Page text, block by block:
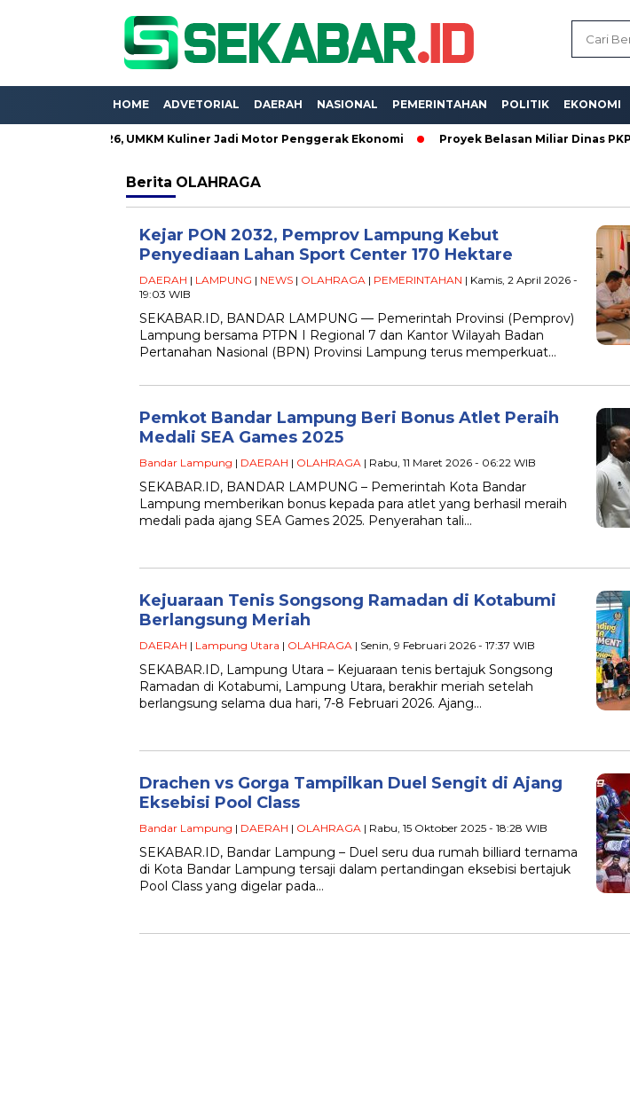
HOME ADVETORIAL DAERAH NASIONAL PEMERINTAHAN POLITIK EKONOMI
Expo 2026, UMKM Kuliner Jadi Motor Penggerak Ekonomi Proyek Belasan Miliar Dinas PKPCK
Berita OLAHRAGA
Kejar PON 2032, Pemprov Lampung Kebut
Penyediaan Lahan Sport Center 170 Hektare
DAERAH | LAMPUNG | NEWS | OLAHRAGA | PEMERINTAHAN | Kamis, 2 April 2026 -
19:03 WIB
SEKABAR.ID, BANDAR LAMPUNG — Pemerintah Provinsi (Pemprov)
Lampung bersama PTPN I Regional 7 dan Kantor Wilayah Badan
Pertanahan Nasional (BPN) Provinsi Lampung terus memperkuat…
Pemkot Bandar Lampung Beri Bonus Atlet Peraih
Medali SEA Games 2025
Bandar Lampung | DAERAH | OLAHRAGA | Rabu, 11 Maret 2026 - 06:22 WIB
SEKABAR.ID, BANDAR LAMPUNG – Pemerintah Kota Bandar
Lampung memberikan bonus kepada para atlet yang berhasil meraih
medali pada ajang SEA Games 2025. Penyerahan tali…
Kejuaraan Tenis Songsong Ramadan di Kotabumi
Berlangsung Meriah
DAERAH | Lampung Utara | OLAHRAGA | Senin, 9 Februari 2026 - 17:37 WIB
SEKABAR.ID, Lampung Utara – Kejuaraan tenis bertajuk Songsong
Ramadan di Kotabumi, Lampung Utara, berakhir meriah setelah
berlangsung selama dua hari, 7-8 Februari 2026. Ajang…
Drachen vs Gorga Tampilkan Duel Sengit di Ajang
Eksebisi Pool Class
Bandar Lampung | DAERAH | OLAHRAGA | Rabu, 15 Oktober 2025 - 18:28 WIB
SEKABAR.ID, Bandar Lampung – Duel seru dua rumah billiard ternama
di Kota Bandar Lampung tersaji dalam pertandingan eksebisi bertajuk
Pool Class yang digelar pada…